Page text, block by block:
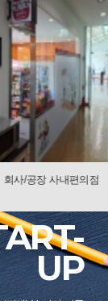
사/공장 사내편의점
UP